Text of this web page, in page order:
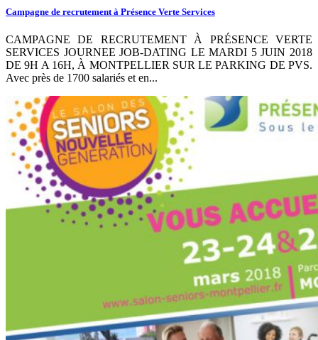
Campagne de recrutement à Présence Verte Services
CAMPAGNE DE RECRUTEMENT À PRÉSENCE VERTE
SERVICES JOURNEE JOB-DATING LE MARDI 5 JUIN 2018
DE 9H A 16H, À MONTPELLIER SUR LE PARKING DE PVS.
Avec près de 1700 salariés et en...